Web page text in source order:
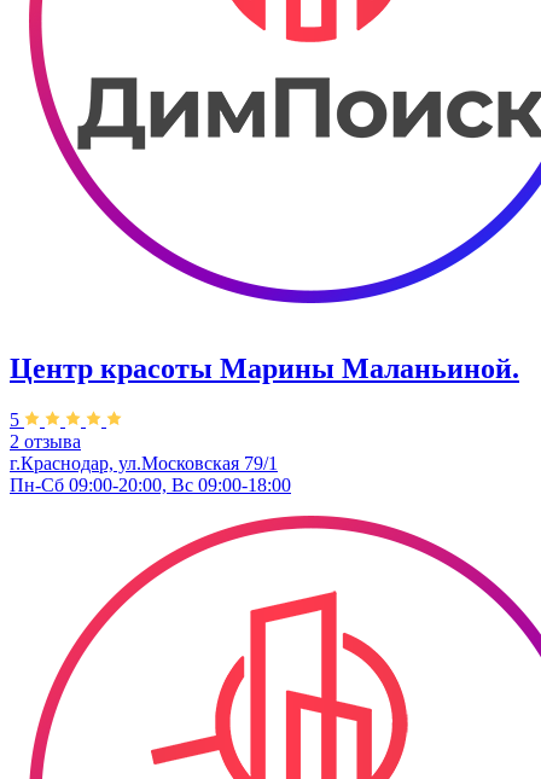
Центр красоты Марины Маланьиной.
5
2 отзыва
г.Краснодар, ул.Московская 79/1
Пн-Сб 09:00-20:00, Вс 09:00-18:00